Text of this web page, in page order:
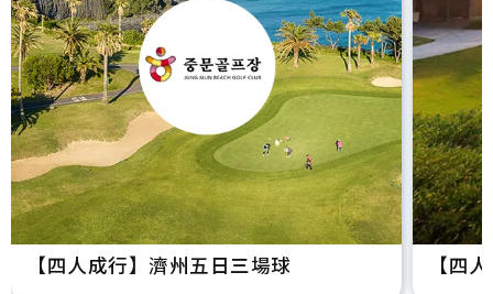
【四人成行】濟州五日三場球 【四